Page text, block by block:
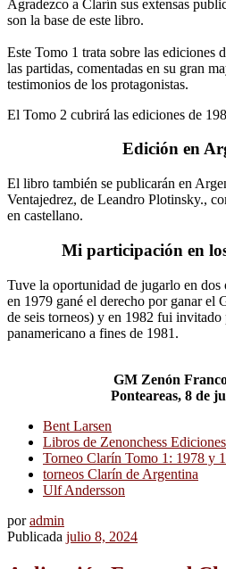
Agradezco a Clarín sus extensas
son la base de este libro.
Este Tomo 1 trata sobre las ediciones
las partidas, comentadas en su gran
testimonios de los protagonistas.
El Tomo 2 cubrirá las ediciones de
Edición en
El libro también se publicarán en
Ventajedrez, de Leandro Plotinsky.,
en castellano.
Mi participación en
Tuve la oportunidad de jugarlo en dos
en 1979 gané el derecho por ganar el
de seis torneos) y en 1982 fui invitado
panamericano a fines de 1981.
GM Zenón
Ponteareas, 8 de
Bent Larsen
Libros de Zenonchess Ediciones
Torneo Clarín Tomo 1: 1978 y
torneos Clarín de Argentina
Ulf Andersson
poradmin
Publicada julio 8, 2024